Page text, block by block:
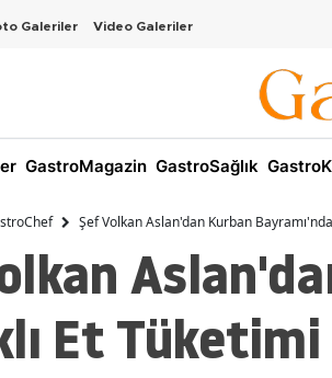
Galeriler Video Galeriler
GastroMagazin GastroSağlık
Şef Volkan Aslan'dan Kurban
Et